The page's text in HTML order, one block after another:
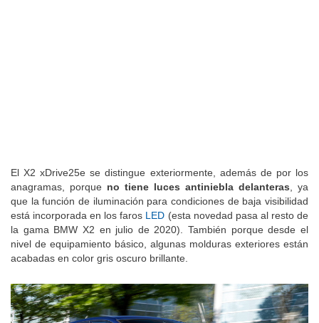
El X2 xDrive25e se distingue exteriormente, además de por los
anagramas, porque no tiene luces antiniebla delanteras , ya
que la función de iluminación para condiciones de baja visibilidad
está incorporada en los faros LED (esta novedad pasa al resto de
la gama BMW X2 en julio de 2020). También porque desde el
nivel de equipamiento básico, algunas molduras exteriores están
acabadas en color gris oscuro brillante.